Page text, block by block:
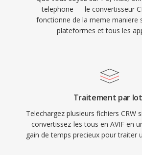
telephone — le convertisseur
fonctionne de la meme maniere
plateformes et tous les
Traitement par
Telechargez plusieurs fichiers CRW
convertissez-les tous en AVIF en
gain de temps precieux pour traiter